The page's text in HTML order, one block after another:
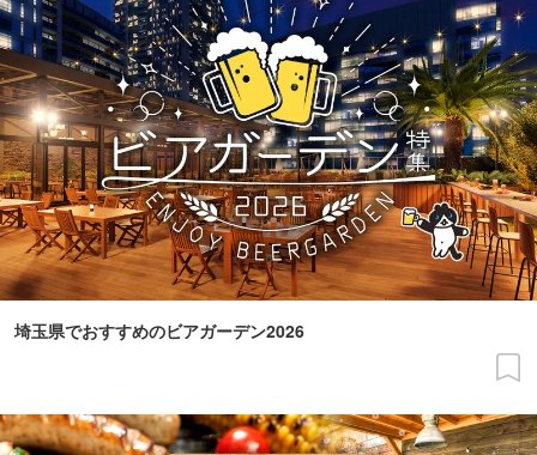
埼玉県でおすすめのビアガーデン2026